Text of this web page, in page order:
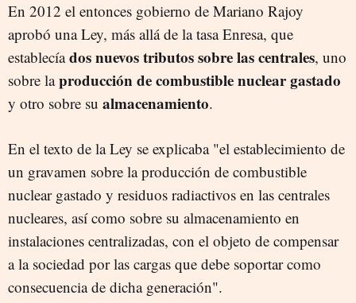
En 2012 el entonces gobierno de Mariano Rajoy
aprobó una Ley, más allá de la tasa Enresa, que
establecíados nuevos tributos sobre las centrales, uno
sobre laproducción de combustible nuclear gastado
y otro sobre su almacenamiento.
En el texto de la Ley se explicaba "el establecimiento de
un gravamen sobre la producción de combustible
nuclear gastado y residuos radiactivos en las centrales
nucleares, así como sobre su almacenamiento en
instalaciones centralizadas, con el objeto de compensar
a la sociedad por las cargas que debe soportar como
consecuencia de dicha generación".